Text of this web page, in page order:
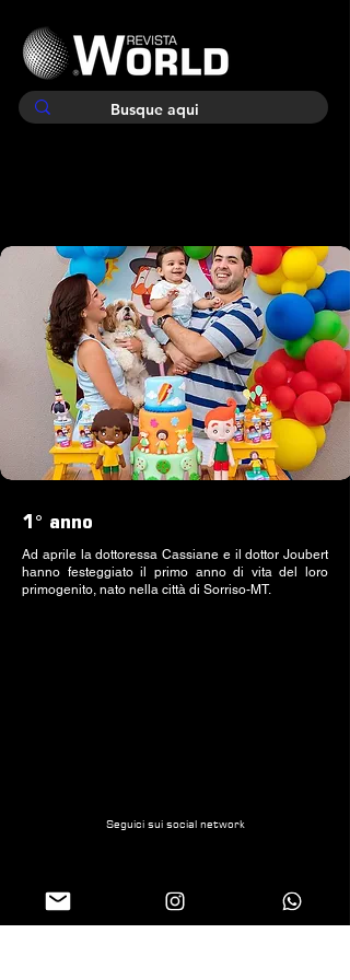
1° anno
Ad aprile la dottoressa Cassiane e il dottor Joubert
hanno festeggiato il primo anno di vita del loro
primogenito, nato nella città di Sorriso-MT.
Seguici sui social network